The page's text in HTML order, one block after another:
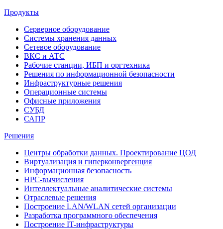
Продукты
Серверное оборудование
Системы хранения данных
Сетевое оборудование
ВКС и АТС
Рабочие станции, ИБП и оргтехника
Решения по информационной безопасности
Инфраструктурные решения
Операционные системы
Офисные приложения
СУБД
САПР
Решения
Центры обработки данных. Проектирование ЦОД
Виртуализация и гиперконвергенция
Информационная безопасность
HPC-вычисления
Интеллектуальные аналитические системы
Отраслевые решения
Построение LAN/WLAN сетей организации
Разработка программного обеспечения
Построение IT-инфраструктуры